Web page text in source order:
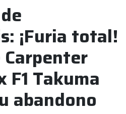
¡Furia total!
F1 Takuma
abandono